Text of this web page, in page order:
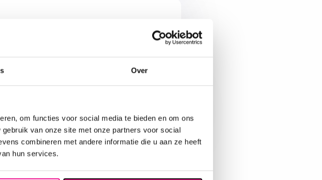
Over
om functies voor social media te bieden en om ons
van onze site met onze partners voor social
combineren met andere informatie die u aan ze heeft
hun services.